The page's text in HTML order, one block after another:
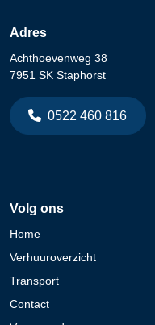
Adres
Achthoevenweg 38
7951 SK Staphorst
0522 460 816
Volg ons
Home
Verhuuroverzicht
Transport
Contact